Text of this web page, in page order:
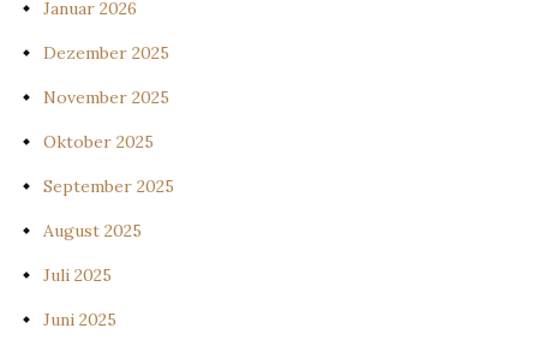
Januar 2026
Dezember 2025
November 2025
Oktober 2025
September 2025
August 2025
Juli 2025
Juni 2025